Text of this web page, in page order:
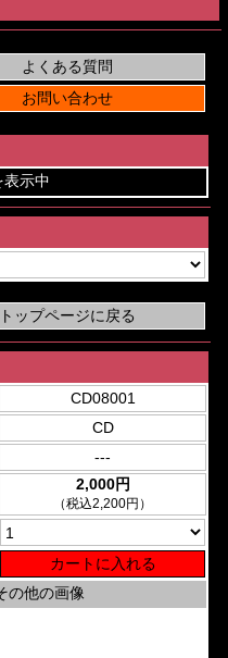
表示中
CD08001
CD
---
2,000円
（税込2,200円）
の他の画像